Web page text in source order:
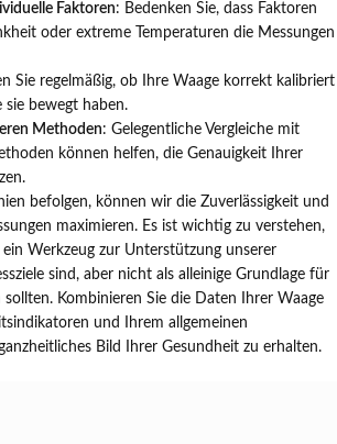
Faktoren: Bedenken Sie, dass Faktoren
oder extreme Temperaturen die Messungen
Sie regelmäßig, ob Ihre Waage korrekt kalibriert
sie bewegt haben.
Methoden: Gelegentliche Vergleiche mit
können helfen, die Genauigkeit Ihrer
befolgen, können wir die Zuverlässigkeit und
maximieren. Es ist wichtig zu verstehen,
Werkzeug zur Unterstützung unserer
sind, aber nicht als alleinige Grundlage für
sollten. Kombinieren Sie die Daten Ihrer Waage
und Ihrem allgemeinen
Bild Ihrer Gesundheit zu erhalten.